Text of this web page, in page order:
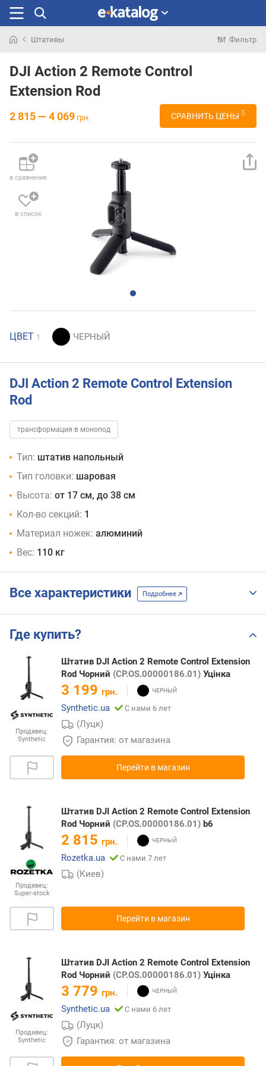
раньше
Штативы Фильтр
DJI Action 2 Remote Control
Extension Rod
2 815 — 4 069 грн. СРАВНИТЬ ЦЕНЫ 5
в сравнение
в список
ЦВЕТ 1
DJI Action 2 Remote Control Extension
Rod
трансформация в монопод
Тип: штатив напольный
Тип головки: шаровая
Высота: от 17 см, до 38 см
Кол-во секций: 1
Материал ножек: алюминий
Вес: 110 кг
Все характеристики Подробнее
Где купить?
Продавец:
Synthetic
Штатив DJI Action 2 Remote Control Extension
Rod Чорний (CP.OS.00000186.01) Уцінка
3 199 грн.
Synthetic.ua
С нами 6 лет
(Луцк)
Гарантия: от магазина
Перейти в магазин
Продавец:
Super-stock
Штатив DJI Action 2 Remote Control Extension
Rod Чорний (CP.OS.00000186.01) b6
2 815 грн.
Rozetka.ua
С нами 7 лет
(Киев)
Перейти в магазин
Продавец:
Synthetic
Штатив DJI Action 2 Remote Control Extension
Rod Чорний (CP.OS.00000186.01) Уцінка
3 779 грн.
Synthetic.ua
С нами 6 лет
(Луцк)
Гарантия: от магазина